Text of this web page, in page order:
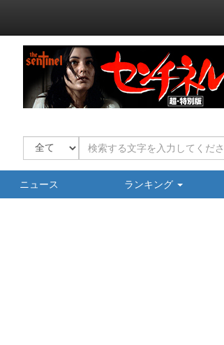
ニュース ランキング